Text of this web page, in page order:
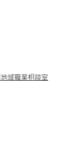
域職業相談室